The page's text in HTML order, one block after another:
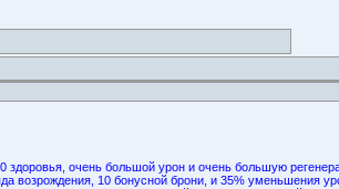
очень большой урон и очень большую
10 бонусной брони, и 35% уменьшения